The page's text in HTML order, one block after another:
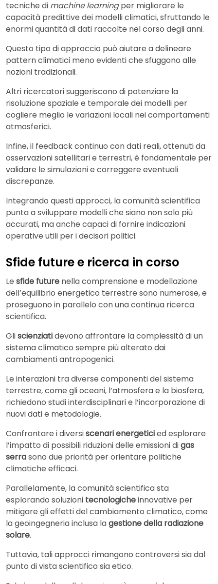
tecniche di machine learningper migliorare le
capacità predittive dei modelli climatici, sfruttando le
enormi quantità di dati raccolte nel corso degli anni.
Questo tipo di approccio può aiutare a delineare
pattern climatici meno evidenti che sfuggono alle
nozioni tradizionali.
Altri ricercatori suggeriscono di potenziare la
risoluzione spaziale e temporale dei modelli per
cogliere meglio le variazioni locali nei comportamenti
atmosferici.
Infine, il feedback continuo con dati reali, ottenuti da
osservazioni satellitari e terrestri, è fondamentale per
validare le simulazioni e correggere eventuali
discrepanze.
Integrando questi approcci, la comunità scientifica
punta a sviluppare modelli che siano non solo più
accurati, ma anche capaci di fornire indicazioni
operative utili per i decisori politici.
Sfide future e ricerca in corso
Le sfide future nella comprensione e modellazione
dell’equilibrio energetico terrestre sono numerose, e
proseguono in parallelo con una continua ricerca
scientifica.
Gliscienziatidevono affrontare la complessità di un
sistema climatico sempre più alterato dai
cambiamenti antropogenici.
Le interazioni tra diverse componenti del sistema
terrestre, come gli oceani, l’atmosfera e la biosfera,
richiedono studi interdisciplinari e l’incorporazione di
nuovi dati e metodologie.
Confrontare i diversiscenari energeticied esplorare
l’impatto di possibili riduzioni delle emissioni digas
serrasono due priorità per orientare politiche
climatiche efficaci.
Parallelamente, la comunità scientifica sta
esplorando soluzioni tecnologicheinnovative per
mitigare gli effetti del cambiamento climatico, come
la geoingegneria inclusa lagestione della radiazione
solare.
Tuttavia, tali approcci rimangono controversi sia dal
punto di vista scientifico sia etico.